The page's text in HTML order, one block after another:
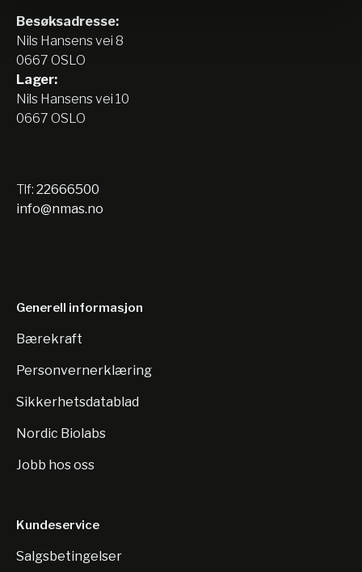
Besøksadresse:
Nils Hansens vei 8
0667 OSLO
Lager:
Nils Hansens vei 10
0667 OSLO
Tlf: 22666500
info@nmas.no
Generell informasjon
Bærekraft
Personvernerklæring
Sikkerhetsdatablad
Nordic Biolabs
Jobb hos oss
Kundeservice
Salgsbetingelser